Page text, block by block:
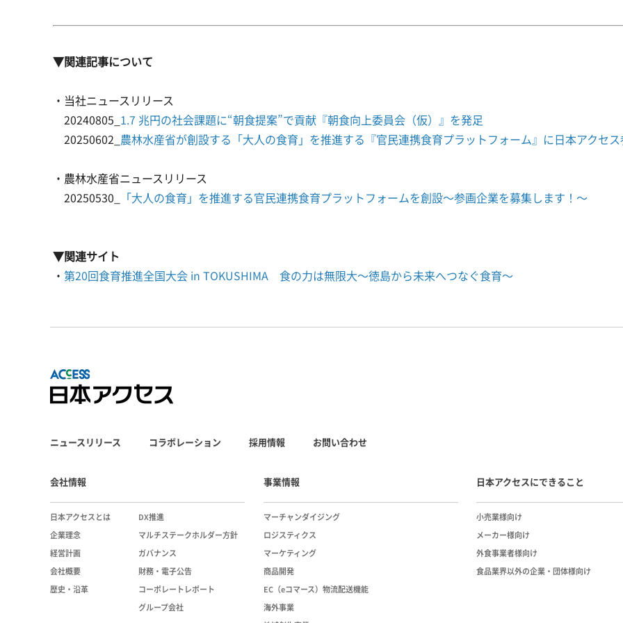
▼関連記事について
・当社ニュースリリース
20240805_ 1.7 兆円の社会課題に“朝食提案”で貢献『朝食向上委員会（仮）』を発足
20250602_ 農林水産省が創設する「大人の食育」を推進する『官民連携食育プラットフォーム』に日本アクセ
・農林水産省ニュースリリース
20250530_
「大人の食育」を推進する官民連携食育プラットフォームを創設～参画企業を募集します！～
▼関連サイト
・ 第20回食育推進全国大会 in TOKUSHIMA 食の力は無限大～徳島から未来へつなぐ食育～
ニュースリリース コラボレーション 採用情報 お問い合わせ
会社情報
日本アクセスとは
企業理念
経営計画
会社概要
歴史・沿革
DX推進
マルチステークホルダー方針
ガバナンス
財務・電子公告
コーポレートレポート
グループ会社
事業情報
マーチャンダイジング
ロジスティクス
マーケティング
商品開発
EC（eコマース）物流配送機能
海外事業
日本アクセスにできること
小売業様向け
メーカー様向け
外食事業者様向け
食品業界以外の企業・団体様向け